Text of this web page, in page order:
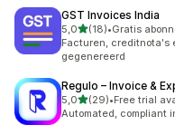
GST Invoices India
5,0van 5 sterren
(18)
18 recensies in totaal
•Gratis
Facturen, creditnota's
gegenereerd
Regulo – Invoice &
5,0van 5 sterren
(29)
29 recensies in totaal
•Free trial
Automated, compliant